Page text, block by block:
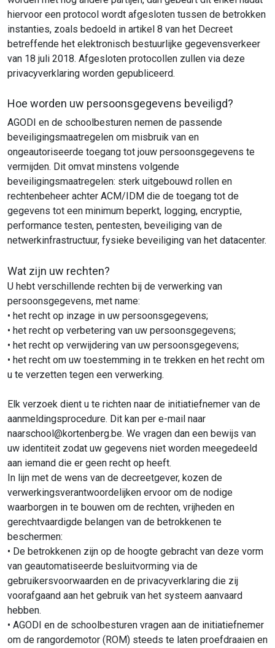
hiervoor een protocol wordt afgesloten tussen de betrokken
instanties, zoals bedoeld in artikel 8 van het Decreet
betreffende het elektronisch bestuurlijke gegevensverkeer
van 18 juli 2018. Afgesloten protocollen zullen via deze
privacyverklaring worden gepubliceerd.
Hoe worden uw persoonsgegevens beveiligd?
AGODI en de schoolbesturen nemen de passende
beveiligingsmaatregelen om misbruik van en
ongeautoriseerde toegang tot jouw persoonsgegevens te
vermijden. Dit omvat minstens volgende
beveiligingsmaatregelen: sterk uitgebouwd rollen en
rechtenbeheer achter ACM/IDM die de toegang tot de
gegevens tot een minimum beperkt, logging, encryptie,
performance testen, pentesten, beveiliging van de
netwerkinfrastructuur, fysieke beveiliging van het datacenter.
Wat zijn uw rechten?
U hebt verschillende rechten bij de verwerking van
persoonsgegevens, met name:
• het recht op inzage in uw persoonsgegevens;
• het recht op verbetering van uw persoonsgegevens;
• het recht op verwijdering van uw persoonsgegevens;
• het recht om uw toestemming in te trekken en het recht om
u te verzetten tegen een verwerking.
Elk verzoek dient u te richten naar de initiatiefnemer van de
aanmeldingsprocedure. Dit kan per e-mail naar
naarschool@kortenberg.be. We vragen dan een bewijs van
uw identiteit zodat uw gegevens niet worden meegedeeld
aan iemand die er geen recht op heeft.
In lijn met de wens van de decreetgever, kozen de
verwerkingsverantwoordelijken ervoor om de nodige
waarborgen in te bouwen om de rechten, vrijheden en
gerechtvaardigde belangen van de betrokkenen te
beschermen:
• De betrokkenen zijn op de hoogte gebracht van deze vorm
van geautomatiseerde besluitvorming via de
gebruikersvoorwaarden en de privacyverklaring die zij
voorafgaand aan het gebruik van het systeem aanvaard
hebben.
• AGODI en de schoolbesturen vragen aan de initiatiefnemer
om de rangordemotor (ROM) steeds te laten proefdraaien en